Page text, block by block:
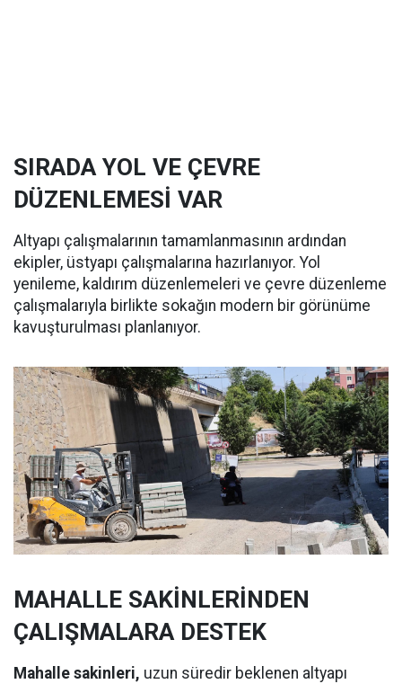
SIRADA YOL VE ÇEVRE
DÜZENLEMESİ VAR
Altyapı çalışmalarının tamamlanmasının ardından
ekipler, üstyapı çalışmalarına hazırlanıyor. Yol
yenileme, kaldırım düzenlemeleri ve çevre düzenleme
çalışmalarıyla birlikte sokağın modern bir görünüme
kavuşturulması planlanıyor.
MAHALLE SAKİNLERİNDEN
ÇALIŞMALARA DESTEK
Mahalle sakinleri, uzun süredir beklenen altyapı